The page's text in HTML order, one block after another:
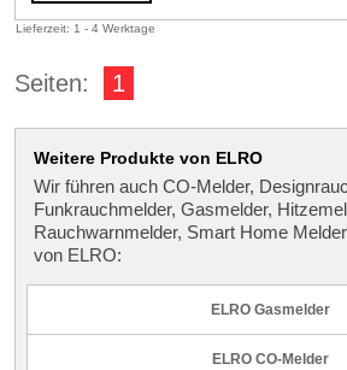
Lieferzeit: 1 - 4 Werktage
Seiten: 1
Weitere Produkte von ELRO
Wir führen auch CO-Melder,
Funkrauchmelder, Gasmelder,
Rauchwarnmelder, Smart Home
von ELRO:
ELRO Gasmelder
ELRO CO-Melder